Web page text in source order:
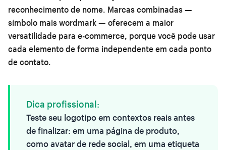
reconhecimento de nome. Marcas combinadas —
símbolo mais wordmark — oferecem a maior
versatilidade para e-commerce, porque você pode usar
cada elemento de forma independente em cada ponto
de contato.
Dica profissional:
Teste seu logotipo em contextos reais antes
de finalizar: em uma página de produto,
como avatar de rede social, em uma etiqueta